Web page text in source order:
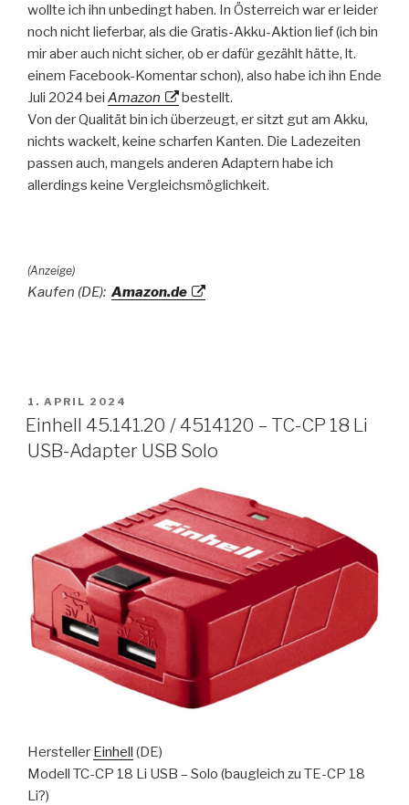
wollte ich ihn unbedingt haben. In Österreich war er leider
noch nicht lieferbar, als die Gratis-Akku-Aktion lief (ich bin
mir aber auch nicht sicher, ob er dafür gezählt hätte, lt.
einem Facebook-Komentar schon), also habe ich ihn Ende
Juli 2024 bei Amazon
bestellt.
Von der Qualität bin ich überzeugt, er sitzt gut am Akku,
nichts wackelt, keine scharfen Kanten. Die Ladezeiten
passen auch, mangels anderen Adaptern habe ich
allerdings keine Vergleichsmöglichkeit.
(Anzeige)
Kaufen (DE): Amazon.de
VERÖFFENTLICHT
AM
1. APRIL 2024
Einhell 45.141.20 / 4514120 – TC-CP 18 Li
USB-Adapter USB Solo
Hersteller Einhell (DE)
Modell TC-CP 18 Li USB – Solo (baugleich zu TE-CP 18
Li?)